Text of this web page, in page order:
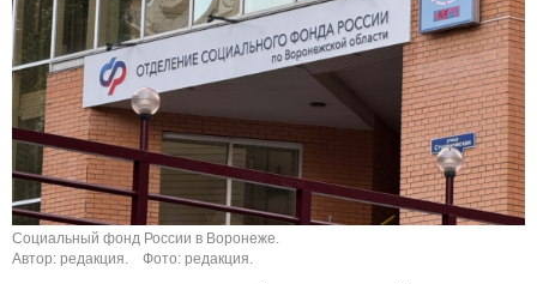
Социальный фонд России в Воронеже.
Автор: редакция.
Фото: редакция.